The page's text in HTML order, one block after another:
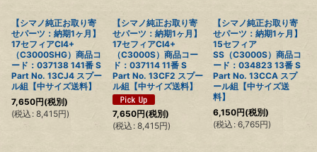
【シマノ純正お取り寄
せパーツ：納期1ヶ月】
17セフィアCI4+
（C3000SHG）商品コ
ード：037138 141番 S
Part No. 13CJ4 スプー
ル組【中サイズ送料】
7,650円(税別)
(税込 : 8,415円)
【シマノ純正お取り寄
せパーツ：納期1ヶ月】
17セフィアCI4+
（C3000S）商品コー
ド：037114 11番 S
Part No. 13CF2 スプー
ル組【中サイズ送料】
7,650円(税別)
(税込 : 8,415円)
【シマノ純正お取り寄
せパーツ：納期1ヶ月】
15セフィア
SS（C3000S）商品コ
ード：034823 13番 S
Part No. 13CCA スプ
ール組【中サイズ送
料】
6,150円(税別)
(税込 : 6,765円)